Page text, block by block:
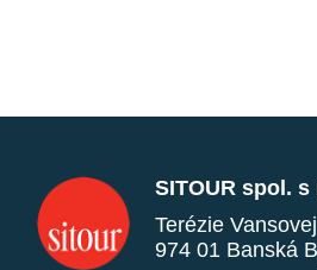
SITOUR spol. s
Terézie
974 01 Banská